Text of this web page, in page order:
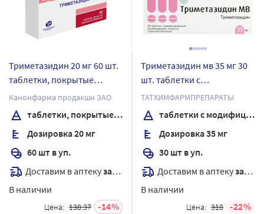
Триметазидин 20 мг 60 шт.
таблетки, покрытые
пленочной оболочкой
Канонфарма продакшн ЗАО
таблетки, покрытые пленочной оболочкой
Дозировка 20 мг
60 шт в уп.
Доставим в аптекузавтра
В наличии
Цена: 138.37 14
Триметазидин мв 35 мг 30
шт. таблетки с
модифицированным
высвобождением,
покрытые пленочной
оболочкой
ТАТХИМФАРМПРЕПАРАТЫ
таблетки с модифицированным высвобождением, покрытые пленочной оболочкой
Дозировка 35 мг
30 шт в уп.
Доставим в аптекузавтра
В наличии
Цена: 318 22